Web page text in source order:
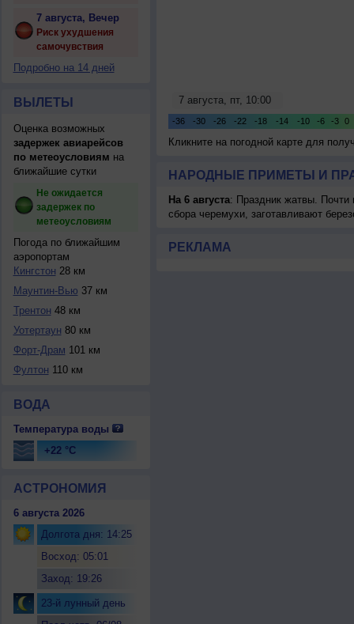
7 августа, Вечер
Риск ухудшения
самочувствия
Подробно на 14 дней
ВЫЛЕТЫ
Оценка возможных
задержек авиарейсов
по метеоусловиям на
ближайшие сутки
Не ожидается
задержек по
метеоусловиям
Погода по ближайшим
аэропортам
Кингстон 28 км
Маунтин-Вью 37 км
Трентон 48 км
Уотертаун 80 км
Форт-Драм 101 км
Фултон 110 км
ВОДА
Температура воды
+22 °C
АСТРОНОМИЯ
6 августа 2026
Долгота дня: 14:25
Восход: 05:01
Заход: 19:26
23-й лунный день
Кликните на погодной карте для
НАРОДНЫЕ ПРИМЕТЫ И
На 6 августа: Праздник жатвы. Почти
сбора черемухи, заготавливают
РЕКЛАМА